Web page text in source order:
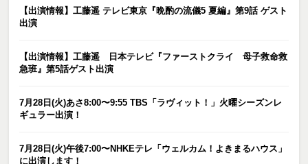
【出演情報】工藤遥 テレビ東京『晩酌の流儀5 夏編』第9話 ゲスト
出演
【出演情報】工藤遥 日本テレビ『ファーストクライ 母子救命救
急班』第5話ゲスト出演
7月28日(火)あさ8:00〜9:55 TBS「ラヴィット！」火曜シーズンレ
ギュラー出演！
7月28日(火)午後7:00〜NHKEテレ「ウェルカム！よきまるハウス」
に出演します！